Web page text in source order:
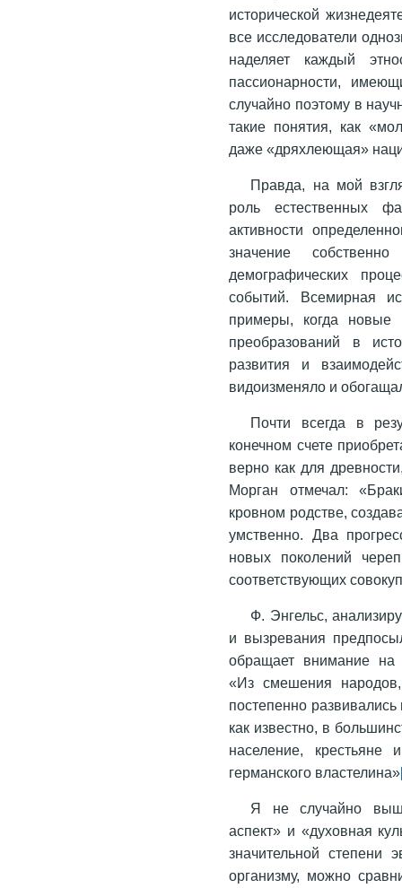
исторической
все исследователи
наделяет каждый
пассионарности,
случайно поэтому в
такие понятия, как
даже «дряхлеющая»
Правда, на мой
роль естественных
активности
значение
демографических
событий. Всемирная
примеры, когда новые
преобразований в
развития и
видоизменяло и
Почти всегда в
конечном счете
верно как для
Морган отмечал:
кровном родстве,
умственно. Два
новых поколений
соответствующих
Ф. Энгельс,
и вызревания
обращает внимание на
«Из смешения
постепенно
как известно, в
население, крестьяне
германского властелина»
Я не случайно
аспект» и «духовная
значительной степени
организму, можно